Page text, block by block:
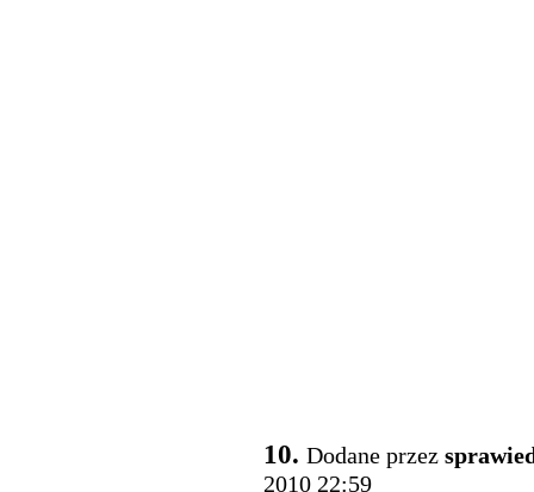
10. Dodane przez
2010 22:59